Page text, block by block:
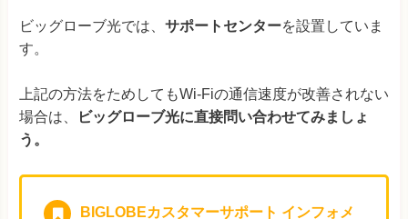
ビッグローブ光では、 サポートセンターを設置していま
す。
上記の方法をためしてもWi-Fiの通信速度が改善されない
場合は、
ビッグローブ光に直接問い合わせてみましょ
う。
BIGLOBEカスタマーサポート インフォメ